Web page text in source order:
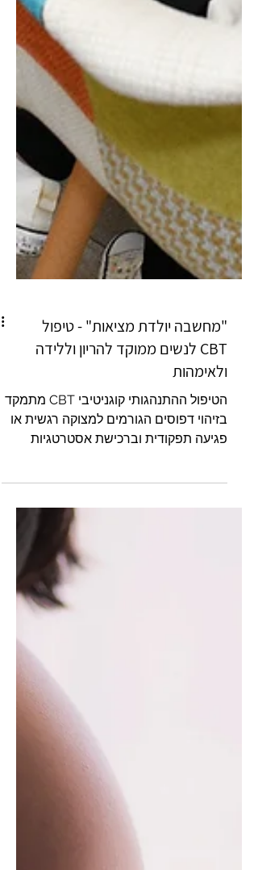
"מחשבה יולדת מציאות" - טיפול
CBT לנשים ממוקד להריון וללידה
הטיפול ההתנהגותי קוגניטיבי CBT מתמקד
בזיהוי דפוסים הגורמים למצוקה רגשית או
פגיעה תפקודית וברכישת אסטרטגיות
התמודדות יעילות יותר תוך זמן קצר.